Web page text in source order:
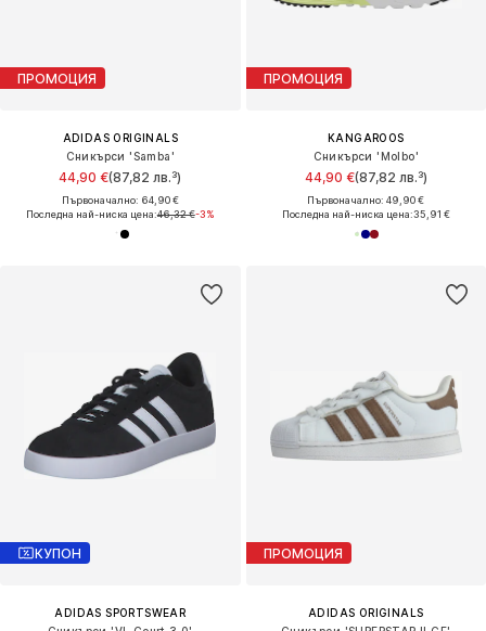
ПРОМОЦИЯ
ADIDAS ORIGINALS
Сникърси 'Samba'
44,90 €(87,82 лв.³)
Първоначално: 64,90 €
Последна най-ниска цена:46,32 €-3%
ПРОМОЦИЯ
KANGAROOS
Сникърси 'Molbo'
44,90 €(87,82 лв.³)
Първоначално: 49,90 €
Последна най-ниска цена:35,91 €
КУПОН
ADIDAS SPORTSWEAR
ПРОМОЦИЯ
ADIDAS ORIGINALS